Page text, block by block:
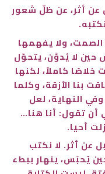
عن أثر، عن ظلّ شعور
الصمت، ولا يفهمها
حين لا يُدوَّن، يتحوّل
خلاصًا كاملاً، لكنها
بنا الأزقة، وكلما
النهاية، لعل
أن تقول: أنا هنا…
أحيا.
عن أثر. لا نكتب
يُحبَس، ينهار ببطء